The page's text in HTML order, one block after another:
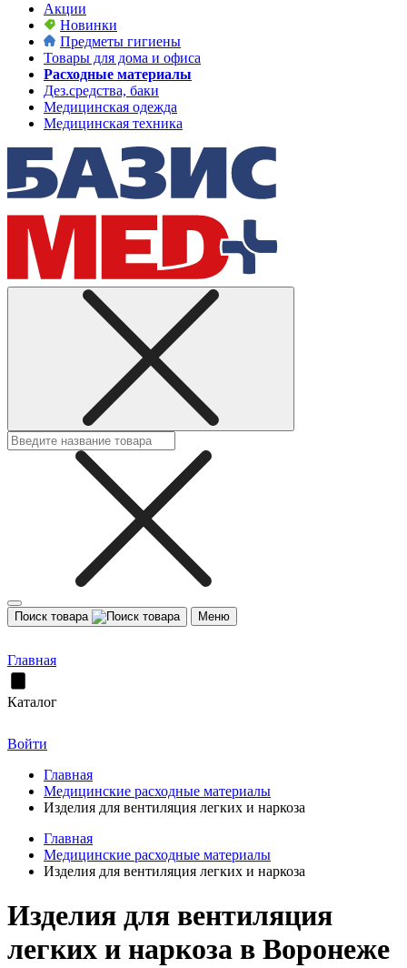
Акции
Новинки
Предметы гигиены
Товары для дома и офиса
Расходные материалы
Дез.средства, баки
Медицинская одежда
Медицинская техника
Поиск товара Меню
Главная
Каталог
Войти
Главная
Медицинские расходные материалы
Изделия для вентиляция легких и наркоза
Главная
Медицинские расходные материалы
Изделия для вентиляция легких и наркоза
Изделия для вентиляция
легких и наркоза в Воронеже